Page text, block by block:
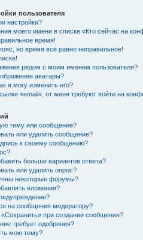
пользователя
настройки?
моего имени в списке «Кто сейчас на
время!
но время всё равно неправильное!
рядом с моим именем пользователя?
аватары?
я могу изменить его?
«email», от меня требуют войти на
тему или сообщение?
или удалить сообщение?
к своему сообщению?
больше вариантов ответа?
или удалить опрос?
некоторые форумы?
вложения?
на сообщения модератору?
«Сохранить» при создании сообщения?
требует одобрения?
мою тему?